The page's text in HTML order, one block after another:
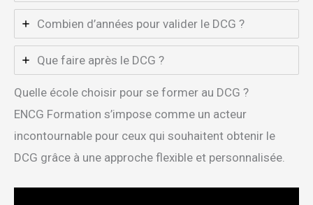
Combien d’années pour valider le DCG ?
Que faire après le DCG ?
Quelle école choisir pour se former au DCG ?
ENCG Formation s’impose comme un acteur
incontournable pour ceux qui souhaitent obtenir le
DCG grâce à une approche flexible et personnalisée.